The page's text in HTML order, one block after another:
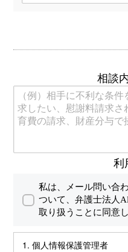
相談
利
私は、メール問い合
ついて、弁護士法人
取り扱うことに同意し
個人情報保護管理者